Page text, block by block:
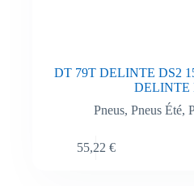
DT 79T DELINTE DS2
DELINTE
Pneus, Pneus Été,
55,22 €